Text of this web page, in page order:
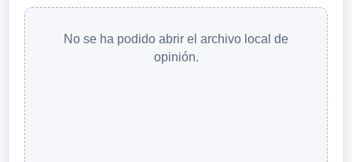
No se ha podido abrir el archivo local de
opinión.